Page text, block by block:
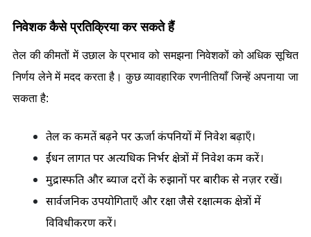
निवेशक कैसे प्रतिक्रिया कर सकते हैं
तेल की कीमतों में उछाल के प्रभाव को समझना निवेशकों को अधिक सूचित
निर्णय लेने में मदद करता है। कुछ व्यावहारिक रणनीतियाँ जिन्हें अपनाया जा
सकता है:
तेल की कीमतें बढ़ने पर ऊर्जा कंपनियों में निवेश बढ़ाएँ।
ईंधन लागत पर अत्यधिक निर्भर क्षेत्रों में निवेश कम करें।
मुद्रास्फीति और ब्याज दरों के रुझानों पर बारीकी से नज़र रखें।
सार्वजनिक उपयोगिताएँ और रक्षा जैसे रक्षात्मक क्षेत्रों में
विविधीकरण करें।